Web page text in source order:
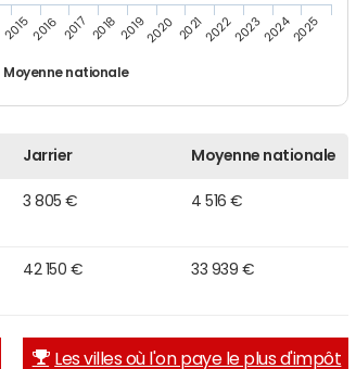
Moyenne nationale
20152016 2017 201820192020 20212022202320242025
Jarrier Moyenne nationale
3 805 € 4 516 €
42 150 € 33 939 €
Les villes où l'on paye le plus d'impôt